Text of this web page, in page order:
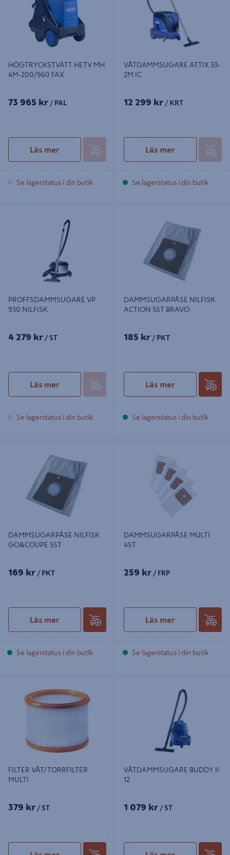
HÖGTRYCKSTVÄTT HETV MH
4M-200/960 FAX
73 965 kr / PAL
Läs mer
Se lagerstatus i din butik
VÅTDAMMSUGARE ATTIX 33-
2M IC
12 299 kr / KRT
Läs mer
Se lagerstatus i din butik
PROFFSDAMMSUGARE VP
930 NILFISK
4 279 kr / ST
Läs mer
Se lagerstatus i din butik
ACTION 5ST BRAVO
DAMMSUGARPÅSE NILFISK
ACTION 5ST BRAVO
185 kr / PKT
Läs mer
Se lagerstatus i din butik
GO&COUPE 5ST
DAMMSUGARPÅSE NILFISK
GO&COUPE 5ST
169 kr / PKT
Läs mer
Se lagerstatus i din butik
DAMMSUGARPÅSE MULTI
4ST
259 kr / FRP
Läs mer
Se lagerstatus i din butik
FILTER VÅT/TORRFILTER
MULTI
379 kr / ST
VÅTDAMMSUGARE BUDDY II
12
1 079 kr / ST